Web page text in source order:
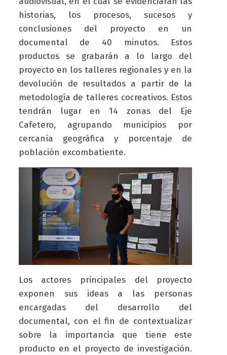
historias, los procesos, sucesos y
conclusiones del proyecto en un
documental de 40 minutos. Estos
productos se grabarán a lo largo del
proyecto en los talleres regionales y en la
devolución de resultados a partir de la
metodología de talleres cocreativos. Estos
tendrán lugar en 14 zonas del Eje
Cafetero, agrupando municipios por
cercanía geográfica y porcentaje de
población excombatiente.
Los actores principales del proyecto
exponen sus ideas a las personas
encargadas del desarrollo del
documental, con el fin de contextualizar
sobre la importancia que tiene este
producto en el proyecto de investigación.